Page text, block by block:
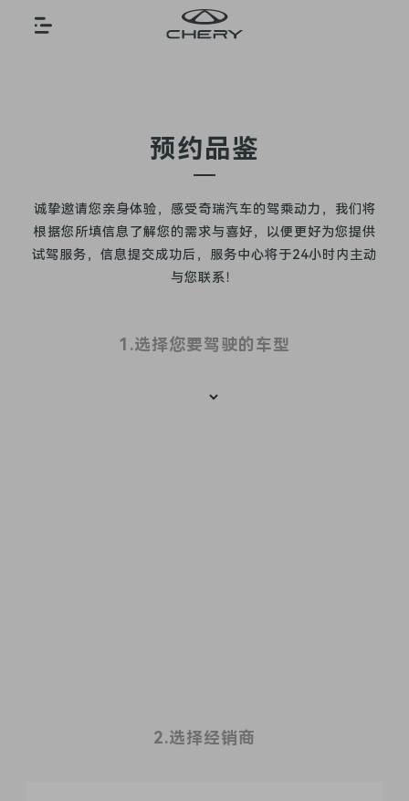
预约品鉴
诚挚邀请您亲身体验，感受奇瑞汽车的驾乘动力，我们将
根据您所填信息了解您的需求与喜好，以便更好为您提供
试驾服务，信息提交成功后，服务中心将于24小时内主动
与您联系！
1.选择您要驾驶的车型
2.选择经销商